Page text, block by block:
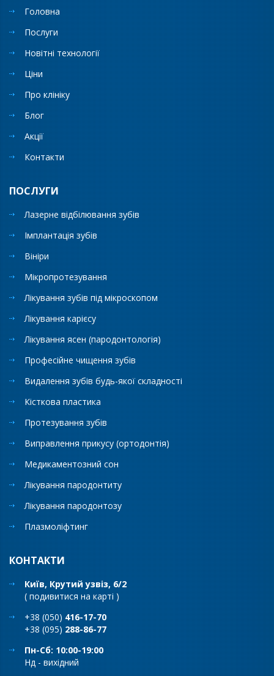
Головна
Послуги
Новітні технології
Ціни
Про клініку
Блог
Акції
Контакти
ПОСЛУГИ
Лазерне відбілювання зубів
Імплантація зубів
Вініри
Мікропротезування
Лікування зубів під мікроскопом
Лікування карієсу
Лікування ясен (пародонтологія)
Професійне чищення зубів
Видалення зубів будь-якої складності
Кісткова пластика
Протезування зубів
Виправлення прикусу (ортодонтія)
Медикаментозний сон
Лікування пародонтиту
Лікування пародонтозу
Плазмоліфтинг
КОНТАКТИ
Київ, Крутий узвіз, 6/2
(подивитися на карті)
+38 (050)416-17-70
+38 (095)288-86-77
Пн-Сб: 10:00-19:00
Нд - вихідний